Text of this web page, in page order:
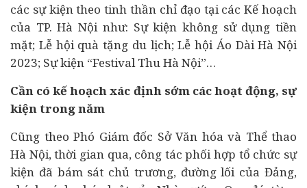
các sự kiện theo tinh thần chỉ đạo tại các Kế hoạch
của TP. Hà Nội như: Sự kiện không sử dụng tiền
mặt; Lễ hội quà tặng du lịch; Lễ hội Áo Dài Hà Nội
2023; Sự kiện “Festival Thu Hà Nội”…
Cần có kế hoạch xác định sớm các hoạt động, sự
kiện trong năm
Cũng theo Phó Giám đốc Sở Văn hóa và Thể thao
Hà Nội, thời gian qua, công tác phối hợp tổ chức sự
kiện đã bám sát chủ trương, đường lối của Đảng,